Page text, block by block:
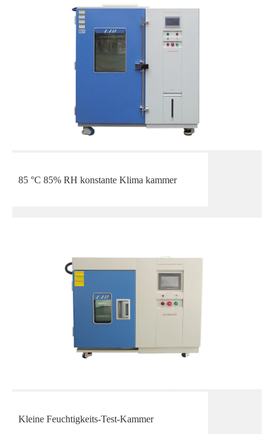
85 °C 85% RH konstante Klima kammer
Kleine Feuchtigkeits-Test-Kammer